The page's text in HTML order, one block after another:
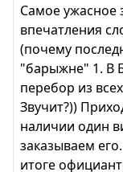
Самое ужасное
впечатления
(почему
"барыжне" 1. В
перебор из
Звучит?))
наличии один
заказываем
итоге